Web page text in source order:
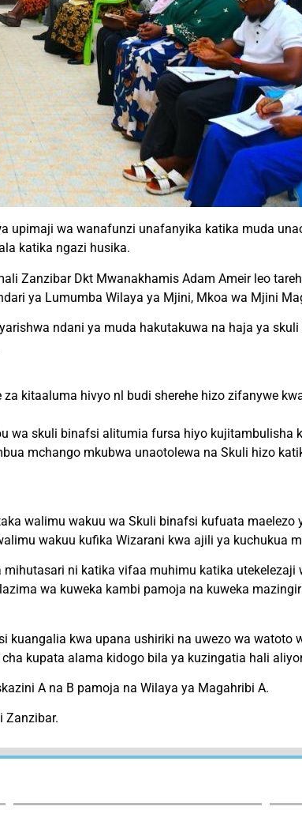
wa wanafunzi unafanyika katika muda
katika ngazi husika.
Zanzibar Dkt Mwanakhamis Adam Ameir leo
ya Lumumba Wilaya ya Mjini, Mkoa wa Mjini
ndani ya muda hakutakuwa na haja ya
kitaaluma hivyo nl budi sherehe hizo zifanywe
wa skuli binafsi alitumia fursa hiyo kujitambulisha
mchango mkubwa unaotolewa na Skuli hizo
walimu wakuu wa Skuli binafsi kufuata maelezo
wakuu kufika Wizarani kwa ajili ya kuchukua
ni katika vifaa muhimu katika
wa kuweka kambi pamoja na kuweka
kwa upana ushiriki na uwezo wa watoto
kupata alama kidogo bila ya kuzingatia hali
A na B pamoja na Wilaya ya Magahribi A.
Zanzibar.